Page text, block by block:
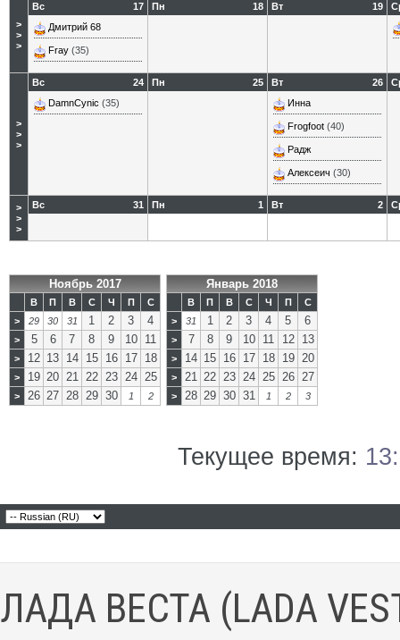
>
>
>
17
Вс
Дмитрий 68
Fray (35)
18
Пн 19
Вт
>
>
>
24
Вс
DamnCynic (35)
25
Пн 26
Вт
Инна
Frogfoot (40)
Радж
Алексеич (30)
>
>
>
31
Вс 1
Пн 2
Вт
Ноябрь 2017
В П В С Ч П
С
>
29 30 31 1 2 3 4
> 5 6 7 8 9 10 11
> 12 13 14 15 16 17 18
> 19 20 21 22 23 24 25
> 26 27 28 29 30 1 2
Январь 2018
В П В С Ч П
С
>
31 1 2 3 4 5 6
> 7 8 9 10 11 12 13
> 14 15 16 17 18 19 20
> 21 22 23 24 25 26 27
> 28 29 30 31 1 2 3
Текущее время:
ЛАДА ВЕСТА (LADA